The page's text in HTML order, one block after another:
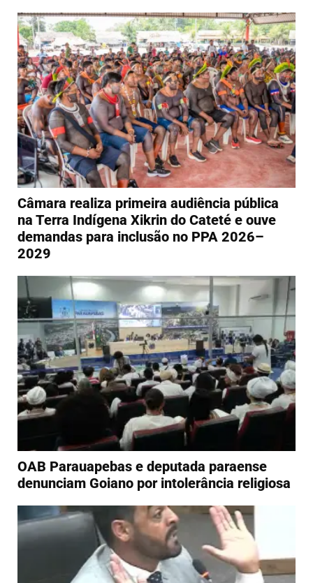
Câmara realiza primeira audiência pública
na Terra Indígena Xikrin do Cateté e ouve
demandas para inclusão no PPA 2026–
2029
OAB Parauapebas e deputada paraense
denunciam Goiano por intolerância religiosa